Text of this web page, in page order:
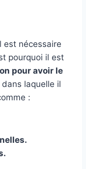
est nécessaire
pourquoi il est
pour avoir le
dans laquelle il
: